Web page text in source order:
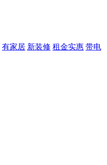
有家居 新装修 租金实惠 带电